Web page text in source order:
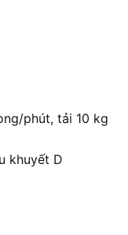
phút, tải 10 kg
khuyết D